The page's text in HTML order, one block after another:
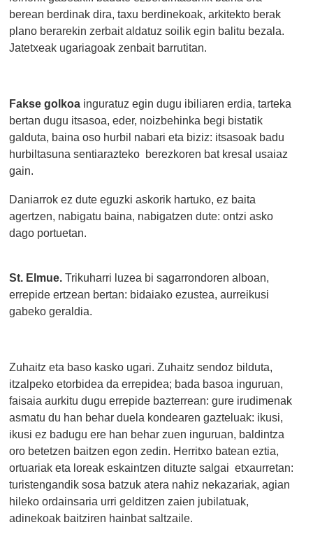
berean berdinak dira, taxu berdinekoak, arkitekto berak
plano berarekin zerbait aldatuz soilik egin balitu bezala.
Jatetxeak ugariagoak zenbait barrutitan.
Fakse golkoa inguratuz egin dugu ibiliaren erdia, tarteka
bertan dugu itsasoa, eder, noizbehinka begi bistatik
galduta, baina oso hurbil nabari eta biziz: itsasoak badu
hurbiltasuna sentiarazteko berezkoren bat kresal usaiaz
gain.
Daniarrok ez dute eguzki askorik hartuko, ez baita
agertzen, nabigatu baina, nabigatzen dute: ontzi asko
dago portuetan.
St. Elmue.Trikuharri luzea bi sagarrondoren alboan,
errepide ertzean bertan: bidaiako ezustea, aurreikusi
gabeko geraldia.
Zuhaitz eta baso kasko ugari. Zuhaitz sendoz bilduta,
itzalpeko etorbidea da errepidea; bada basoa inguruan,
faisaia aurkitu dugu errepide bazterrean: gure irudimenak
asmatu du han behar duela kondearen gazteluak: ikusi,
ikusi ez badugu ere han behar zuen inguruan, baldintza
oro betetzen baitzen egon zedin. Herritxo batean eztia,
ortuariak eta loreak eskaintzen dituzte salgai etxaurretan:
turistengandik sosa batzuk atera nahiz nekazariak, agian
hileko ordainsaria urri gelditzen zaien jubilatuak,
adinekoak baitziren hainbat saltzaile.